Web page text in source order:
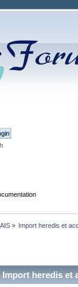
» Import heredis et
Import heredis et